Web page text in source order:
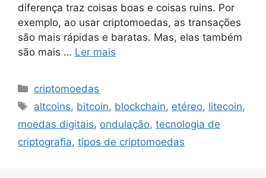
diferença traz coisas boas e coisas ruins. Por
exemplo, ao usar criptomoedas, as transações
são mais rápidas e baratas. Mas, elas também
são mais … Ler mais
Categorias
criptomoedas
Tags
altcoins, bitcoin, blockchain, etéreo, litecoin,
moedas digitais, ondulação, tecnologia de
criptografia, tipos de criptomoedas